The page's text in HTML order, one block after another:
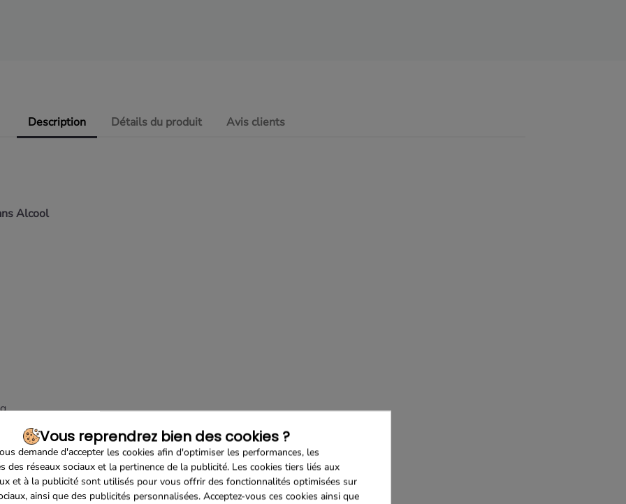
Description Détails du produit Avis clients
Alcool
- 50g
Vous reprendrez bien des cookies ?
demande d'accepter les cookies afin d'optimiser les performances, les
des réseaux sociaux et la pertinence de la publicité. Les cookies tiers liés aux
et à la publicité sont utilisés pour vous offrir des fonctionnalités optimisées sur
ainsi que des publicités personnalisées. Acceptez-vous ces cookies ainsi que